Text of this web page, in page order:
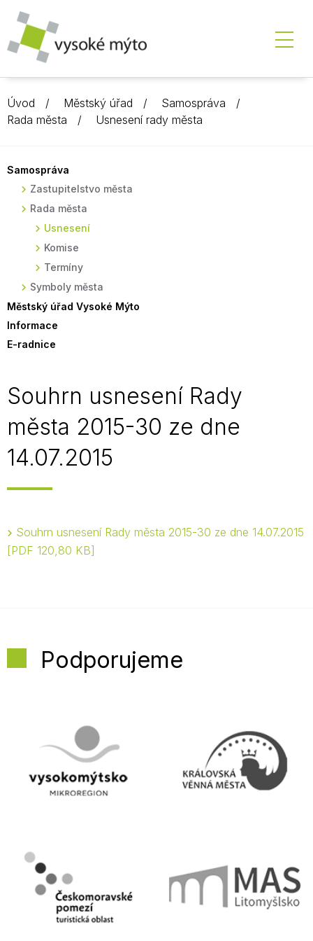
Úvod Městský úřad
Samospráva
Rada města
Usnesení rady města
Samospráva
Zastupitelstvo města
Rada města
Usnesení
Komise
Termíny
Symboly města
Městský úřad Vysoké Mýto
Informace
E-radnice
Souhrn usnesení Rady
města 2015-30 ze dne
14.07.2015
Souhrn usnesení Rady města 2015-30 ze dne 14.07.2015
PDF 120,80 KB
Podporujeme